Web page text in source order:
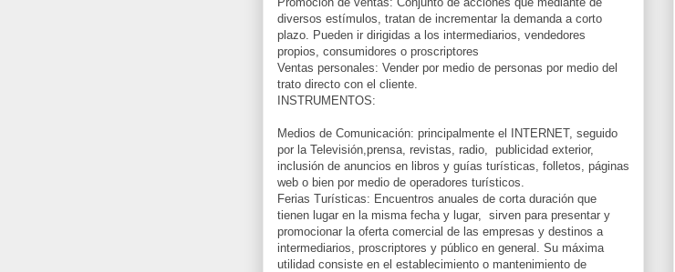
diversos estímulos, tratan de incrementar la demanda a corto
plazo. Pueden ir dirigidas a los intermediarios, vendedores
propios, consumidores o proscriptores
Ventas personales: Vender por medio de personas por medio del
trato directo con el cliente.
INSTRUMENTOS:
Medios de Comunicación: principalmente el INTERNET, seguido
por la Televisión,prensa, revistas, radio, publicidad exterior,
inclusión de anuncios en libros y guías turísticas, folletos, páginas
web o bien por medio de operadores turísticos.
Ferias Turísticas: Encuentros anuales de corta duración que
tienen lugar en la misma fecha y lugar, sirven para presentar y
promocionar la oferta comercial de las empresas y destinos a
intermediarios, proscriptores y público en general. Su máxima
utilidad consiste en el establecimiento o mantenimiento de